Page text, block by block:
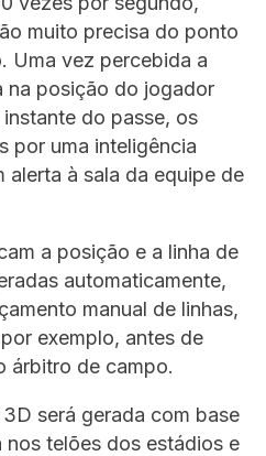
muito precisa do ponto
Uma vez percebida a
na posição do jogador
do passe, os
por uma inteligência
alerta à sala da equipe de
a posição e a linha de
automaticamente,
manual de linhas,
exemplo, antes de
árbitro de campo.
será gerada com base
nos telões dos estádios e